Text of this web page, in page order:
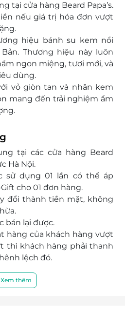
tại cửa hàng Beard Papa’s.
nếu giá trị hóa đơn vượt
hiệu bánh su kem nổi
Thương hiệu này luôn
ngon miệng, tươi mới, và
dùng.
vỏ giòn tan và nhân kem
mang đến trải nghiệm ẩm
đối.
tại các cửa hàng Beard
Hà Nội.
sử dụng 01 lần có thể áp
cho 01 đơn hàng.
đổi thành tiền mặt, không
bán lại được.
hàng của khách hàng vượt
thì khách hàng phải thanh
lệch đó.
hàng.
Xem thêm